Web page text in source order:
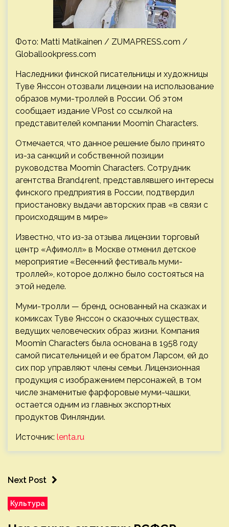
Фото: Matti Matikainen / ZUMAPRESS.com /
Globallookpress.com
Наследники финской писательницы и художницы
Туве Янссон отозвали лицензии на использование
образов муми-троллей в России. Об этом
сообщает издание VPost со ссылкой на
представителей компании Moomin Characters.
Отмечается, что данное решение было принято
из-за санкций и собственной позиции
руководства Moomin Characters. Сотрудник
агентства Brand4rent, представлявшего интересы
финского предприятия в России, подтвердил
приостановку выдачи авторских прав «в связи с
происходящим в мире»
Известно, что из-за отзыва лицензии торговый
центр «Афимолл» в Москве отменил детское
мероприятие «Весенний фестиваль муми-
троллей», которое должно было состояться на
этой неделе.
Муми-тролли — бренд, основанный на сказках и
комиксах Туве Янссон о сказочных существах,
ведущих человеческих образ жизни. Компания
Moomin Characters была основана в 1958 году
самой писательницей и ее братом Ларсом, ей до
сих пор управляют члены семьи. Лицензионная
продукция с изображением персонажей, в том
числе знаменитые фарфоровые муми-чашки,
остается одним из главных экспортных
продуктов Финляндии.
Источник: lenta.ru
Next Post
Культура